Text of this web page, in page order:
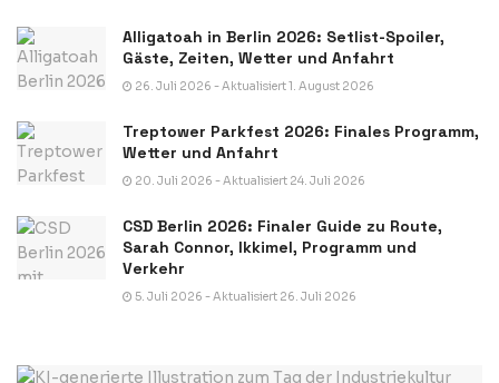
Alligatoah in Berlin 2026: Setlist-Spoiler,
Gäste, Zeiten, Wetter und Anfahrt
26. Juli 2026 - Aktualisiert 1. August 2026
Treptower Parkfest 2026: Finales Programm,
Wetter und Anfahrt
20. Juli 2026 - Aktualisiert 24. Juli 2026
CSD Berlin 2026: Finaler Guide zu Route,
Sarah Connor, Ikkimel, Programm und
Verkehr
5. Juli 2026 - Aktualisiert 26. Juli 2026